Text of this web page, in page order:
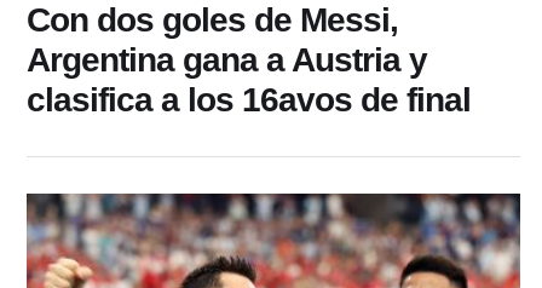
Con dos goles de Messi,
Argentina gana a Austria y
clasifica a los 16avos de final